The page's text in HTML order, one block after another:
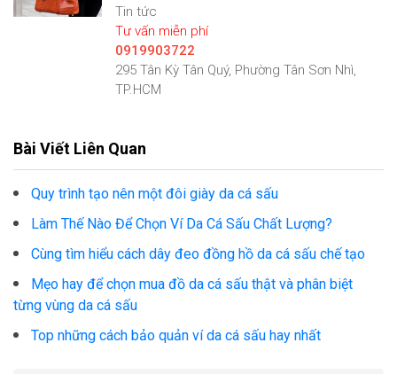
Tin tức
Tư vấn miễn phí
0919903722
295 Tân Kỳ Tân Quý, Phường Tân Sơn Nhì,
TP.HCM
Bài Viết Liên Quan
Quy trình tạo nên một đôi giày da cá sấu
Làm Thế Nào Để Chọn Ví Da Cá Sấu Chất Lượng?
Cùng tìm hiểu cách dây đeo đồng hồ da cá sấu chế tạo
Mẹo hay để chọn mua đồ da cá sấu thật và phân biệt
từng vùng da cá sấu
Top những cách bảo quản ví da cá sấu hay nhất